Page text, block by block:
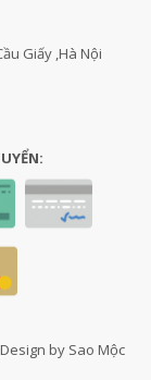
Giấy ,Hà Nội
by Sao Mộc